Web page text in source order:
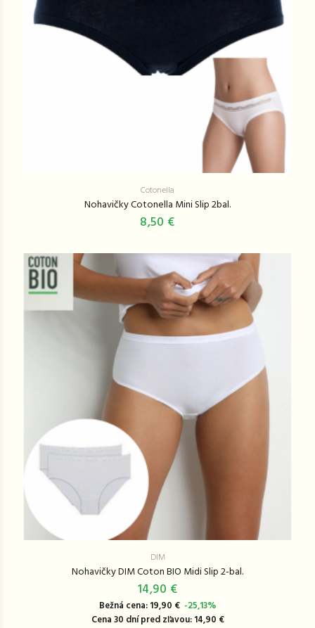
Cotonella
Nohavičky Cotonella Mini Slip 2bal.
8,50 €
DIM
Nohavičky DIM Coton BIO Midi Slip 2-bal.
14,90 €
Bežná cena: 19,90 € -25,13%
Cena 30 dní pred zľavou: 14,90 €